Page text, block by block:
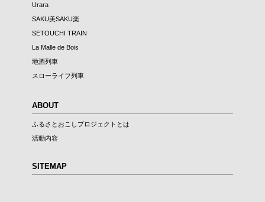
Urara
SAKU美SAKU楽
SETOUCHI TRAIN
La Malle de Bois
地酒列車
スローライフ列車
ABOUT
ふるさとおこしプロジェクトとは
活動内容
SITEMAP